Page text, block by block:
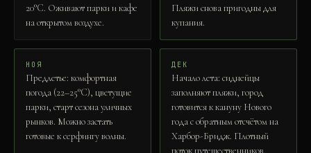
20°C. Оживают парки и кафе
на открытом воздухе.
Пляжи снова пригодны для
купания.
НОЯ
Предлетье: комфортная
погода (22–25°C), цветущие
парки, старт сезона уличных
рынков. Можно застать
готовые к серфингу волны.
ДЕК
Начало лета: сиднейцы
заполняют пляжи, город
готовится к кануну Нового
года с обратным отсчётом на
Харбор-Бридж. Плотный
поток путешественников.